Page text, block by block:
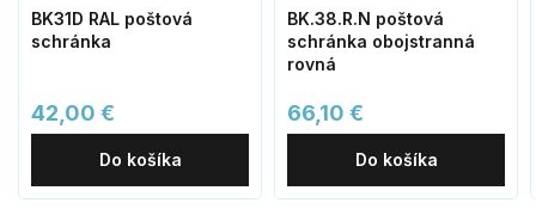
BK31D RAL poštová
schránka
42,00 €
Do košíka
BK.38.R.N poštová
schránka obojstranná
rovná
66,10 €
Do košíka